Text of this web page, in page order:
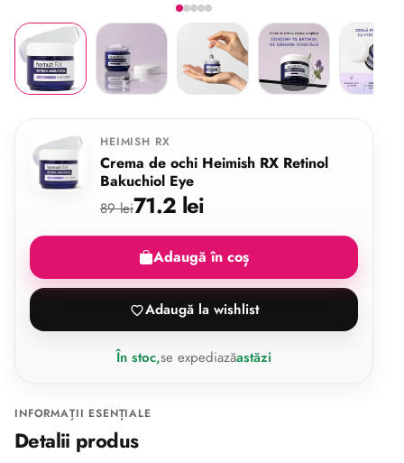
Share
Imaginea 1 din 5
HEIMISH RX
Crema de ochi Heimish RX Retinol
Bakuchiol Eye
89 lei71.2 lei
Adaugă în coș
Adaugă la wishlist
În stoc,se expediazăastăzi
INFORMAȚII ESENȚIALE
Detalii produs